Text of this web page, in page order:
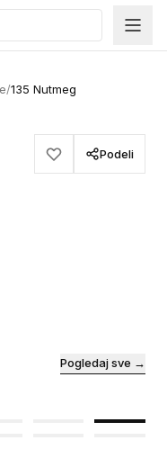
/135 Nutmeg
Podeli
Pogledaj sve →